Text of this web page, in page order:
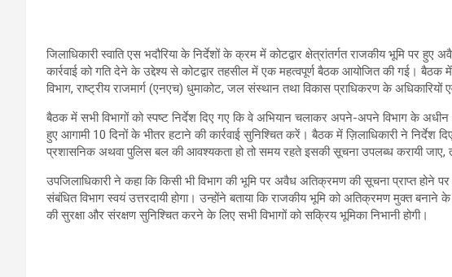
जिलाधिकारी स्वाति एस भदौरिया के निर्देशों के क्रम में कोटद्वार क्षेत्रांतर्गत राजकीय भूमि पर
कार्रवाई को गति देने के उद्देश्य से कोटद्वार तहसील में एक महत्वपूर्ण बैठक आयोजित की गई। बैठक में
विभाग, राष्ट्रीय राजमार्ग (एनएच) धुमाकोट, जल संस्थान तथा विकास प्राधिकरण के अधिकारियों
बैठक में सभी विभागों को स्पष्ट निर्देश दिए गए कि वे अभियान चलाकर अपने-अपने विभाग के
हुए आगामी 10 दिनों के भीतर हटाने की कार्रवाई सुनिश्चित करें। बैठक में ज़िलाधिकारी ने निर्देश
प्रशासनिक अथवा पुलिस बल की आवश्यकता हो तो समय रहते इसकी सूचना उपलब्ध करायी जाए,
उपजिलाधिकारी ने कहा कि किसी भी विभाग की भूमि पर अवैध अतिक्रमण की सूचना प्राप्त होने
संबंधित विभाग स्वयं उत्तरदायी होगा। उन्होंने बताया कि राजकीय भूमि को अतिक्रमण मुक्त बनाने
की सुरक्षा और संरक्षण सुनिश्चित करने के लिए सभी विभागों को सक्रिय भूमिका निभानी होगी।